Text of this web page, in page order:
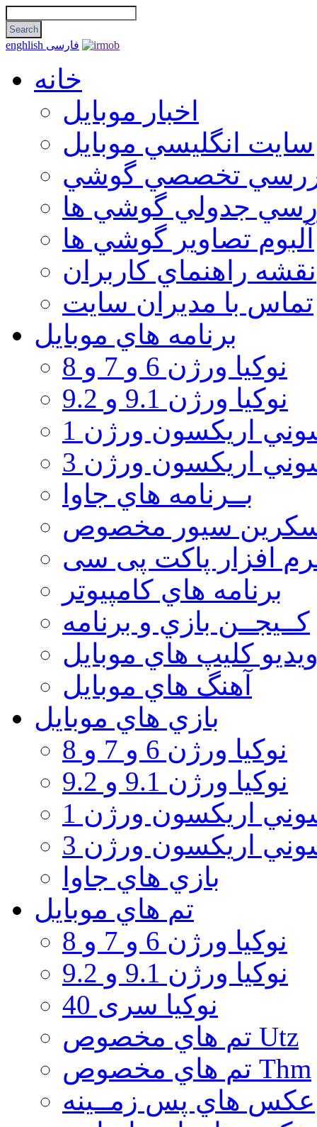
enghlish فارسی
خانه
اخبار موبایل
سايت انگليسي موبايل
تخصصي گوشي
جدولي گوشي ها
آلبوم تصاوير گوشي ها
نقشه راهنماي كاربران
تماس با مديران سايت
برنامه هاي موبايل
نوکیا ورژن 6 و 7 و 8
نوکیا ورژن 9.1 و 9.2
اريكسون ورژن 1
اريكسون ورژن 3
بــرنامه هاي جاوا
سيور مخصوص
افزار پاکت پی سی
برنامه هاي كامپيوتر
كــيجــن بازي و برنامه
كليپ هاي موبايل
آهنگ هاي موبايل
بازي هاي موبايل
نوكيا ورژن 6 و 7 و 8
نوكيا ورژن 9.1 و 9.2
اريكسون ورژن 1
اريكسون ورژن 3
بازي هاي جاوا
تم هاي موبايل
نوكيا ورژن 6 و 7 و 8
نوكيا ورژن 9.1 و 9.2
نوکیا سری 40
تم هاي مخصوص Utz
تم هاي مخصوص Thm
عكس هاي پس زمــينه